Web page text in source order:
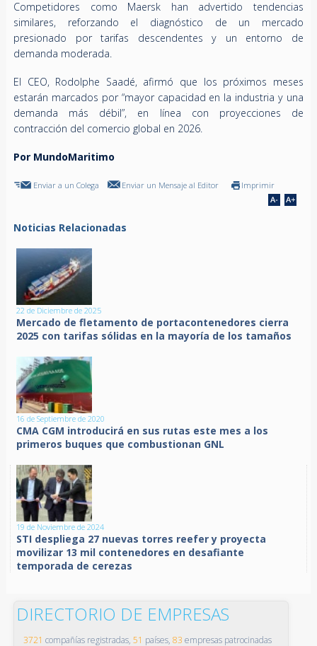
Competidores como Maersk han advertido tendencias
similares, reforzando el diagnóstico de un mercado
presionado por tarifas descendentes y un entorno de
demanda moderada.
El CEO, Rodolphe Saadé, afirmó que los próximos meses
estarán marcados por “mayor capacidad en la industria y una
demanda más débil”, en línea con proyecciones de
contracción del comercio global en 2026.
Por MundoMaritimo
Enviar a un Colega Enviar un Mensaje al Editor Imprimir
Noticias Relacionadas
22 de Diciembre de 2025
Mercado de fletamento de portacontenedores cierra
2025 con tarifas sólidas en la mayoría de los tamaños
16 de Septiembre de 2020
CMA CGM introducirá en sus rutas este mes a los
primeros buques que combustionan GNL
19 de Noviembre de 2024
STI despliega 27 nuevas torres reefer y proyecta
movilizar 13 mil contenedores en desafiante
temporada de cerezas
DIRECTORIO DE EMPRESAS
3721 compañías registradas, 51 países, 83 empresas patrocinadas